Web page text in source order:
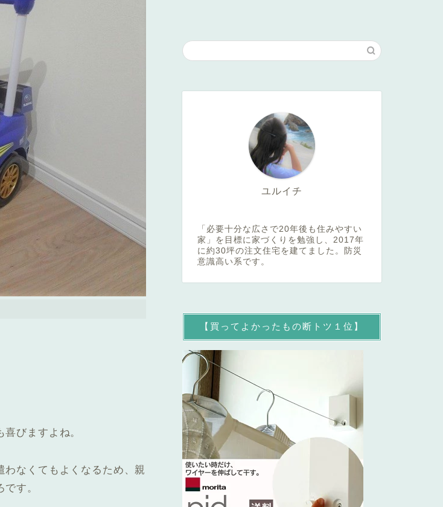
びますよね。
なくてもよくなるため、親
す。
ユルイチ
「必要十分な広さで20年後も住みやすい
家」を目標に家づくりを勉強し、2017年
に約30坪の注文住宅を建てました。防災
意識高い系です。
【買ってよかったもの断トツ１位】